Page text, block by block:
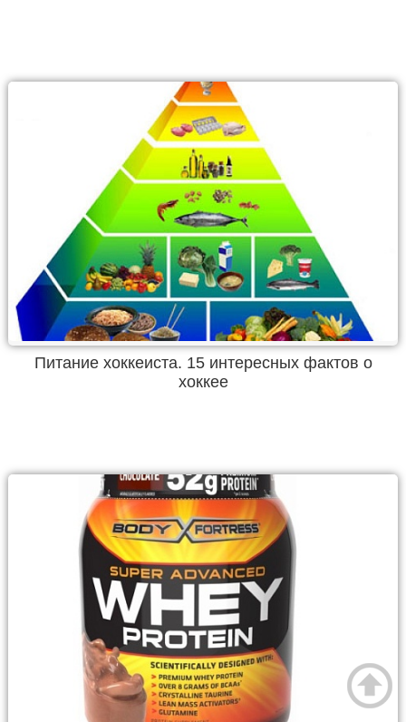
Питание хоккеиста. 15 интересных фактов о
хоккее